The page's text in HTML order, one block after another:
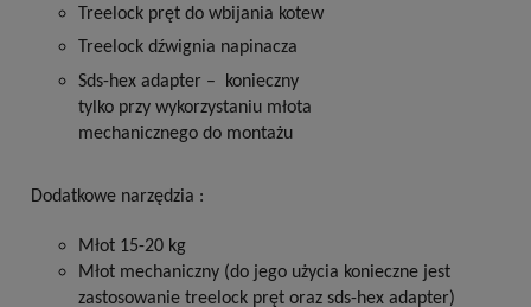
Treelock pręt do wbijania kotew
Treelock dźwignia napinacza
Sds-hex adapter –
konieczny
tylko przy wykorzystaniu młota
mechanicznego do montażu
Dodatkowe narzędzia :
Młot 15-20 kg
Młot mechaniczny (do jego użycia konieczne jest
zastosowanie treelock pręt oraz sds-hex adapter)